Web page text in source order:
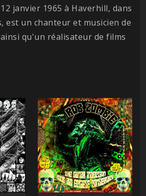
janvier 1965 à Haverhill, dans
est un chanteur et musicien de
qu'un réalisateur de films